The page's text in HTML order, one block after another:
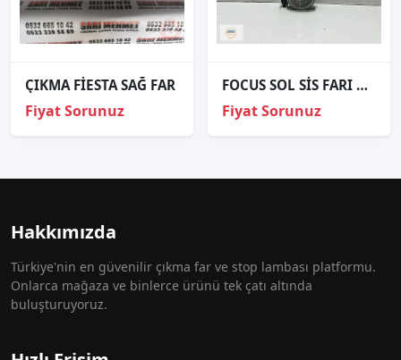
ÇIKMA FİESTA SAĞ FAR
Fiyat Sorunuz
FOCUS SOL SİS FARI ORJİNAL 2004-2008
Fiyat Sorunuz
Hakkımızda
Türkiye'nin en güvenilir çıkma far ve stop lambası platformu.
Onlarca mağaza ve binlerce ürünü tek çatı altında
buluşturuyoruz.